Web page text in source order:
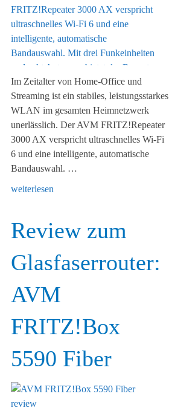
Im Zeitalter von Home-Office und
Streaming ist ein stabiles, leistungsstarkes
WLAN im gesamten Heimnetzwerk
unerlässlich. Der AVM FRITZ!Repeater
3000 AX verspricht ultraschnelles Wi-Fi
6 und eine intelligente, automatische
Bandauswahl. …
weiterlesen
Review zum
Glasfaserrouter:
AVM
FRITZ!Box
5590 Fiber